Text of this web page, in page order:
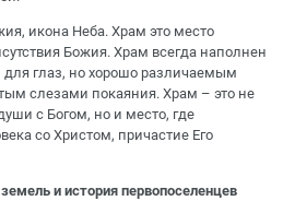
икона Неба. Храм это место
Божия. Храм всегда наполнен
глаз, но хорошо различаемым
слезами покаяния. Храм – это не
с Богом, но и место, где
со Христом, причастие Его
и история первопоселенцев